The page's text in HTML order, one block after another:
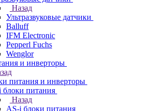
Назад
Ультразвуковые датчики
Balluff
IFM Electronic
Pepperl Fuchs
Wenglor
и инверторы
питания и инверторы
блоки питания
Назад
AS-i блоки питания